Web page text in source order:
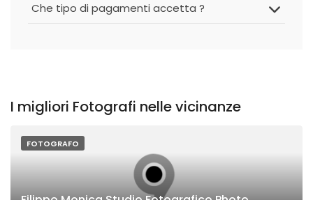
Che tipo di pagamenti accetta ?
I migliori Fotografi nelle vicinanze
FOTOGRAFO